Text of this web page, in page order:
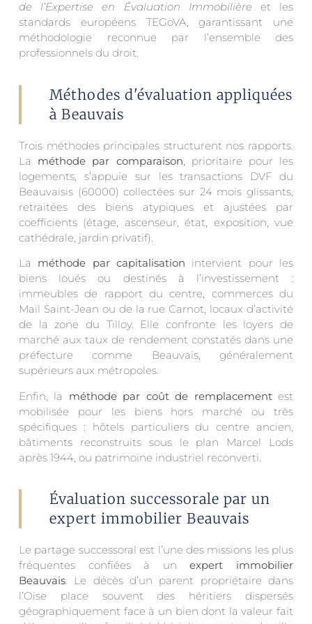
de l’Expertise en Évaluation Immobilièreet les
standards européens TEGoVA, garantissant une
méthodologie reconnue par l’ensemble des
professionnels du droit.
Méthodes d'évaluation appliquées
à Beauvais
Trois méthodes principales structurent nos rapports.
La méthode par comparaison , prioritaire pour les
logements, s’appuie sur les transactions DVF du
Beauvaisis (60000) collectées sur 24 mois glissants,
retraitées des biens atypiques et ajustées par
coefficients (étage, ascenseur, état, exposition, vue
cathédrale, jardin privatif).
La méthode par capitalisation intervient pour les
biens loués ou destinés à l’investissement :
immeubles de rapport du centre, commerces du
Mail Saint-Jean ou de la rue Carnot, locaux d’activité
de la zone du Tilloy. Elle confronte les loyers de
marché aux taux de rendement constatés dans une
préfecture comme Beauvais, généralement
supérieurs aux métropoles.
Enfin, la méthode par coût de remplacement est
mobilisée pour les biens hors marché ou très
spécifiques : hôtels particuliers du centre ancien,
bâtiments reconstruits sous le plan Marcel Lods
après 1944, ou patrimoine industriel reconverti.
Évaluation successorale par un
expert immobilier Beauvais
Le partage successoral est l’une des missions les plus
fréquentes confiées à unexpert immobilier
Beauvais. Le décès d’un parent propriétaire dans
l’Oise place souvent des héritiers dispersés
géographiquement face à un bien dont la valeur fait